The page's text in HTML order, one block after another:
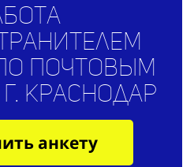
почтовым
Краснодар
анкету